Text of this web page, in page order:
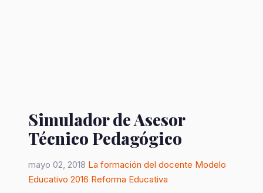
Simulador de Asesor
Técnico Pedagógico
mayo 02, 2018 La formación del docente Modelo
Educativo 2016 Reforma Educativa